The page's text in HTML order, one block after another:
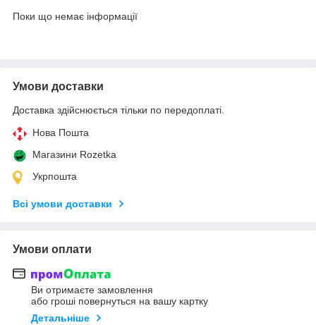
Поки що немає інформації
Умови доставки
Доставка здійснюється тільки по передоплаті.
Нова Пошта
Магазини Rozetka
Укрпошта
Всі умови доставки
Умови оплати
Ви отримаєте замовлення
або гроші повернуться на вашу картку
Детальніше